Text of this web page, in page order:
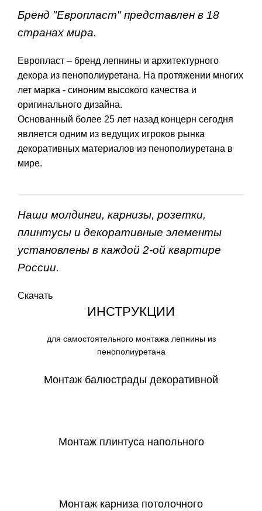
Бренд "Европласт" представлен в 18
странах мира.
Европласт – бренд лепнины и архитектурного
декора из пенополиуретана. На протяжении многих
лет марка - синоним высокого качества и
оригинального дизайна.
Основанный более 25 лет назад концерн сегодня
является одним из ведущих игроков рынка
декоративных материалов из пенополиуретана в
мире.
Наши молдинги, карнизы, розетки,
плинтусы и декоративные элементы
установлены в каждой 2-ой квартире
России.
Скачать
ИНСТРУКЦИИ
для самостоятельного монтажа лепнины из
пенополиуретана
Монтаж балюстрады декоративной
Монтаж плинтуса напольного
Монтаж карниза потолочного